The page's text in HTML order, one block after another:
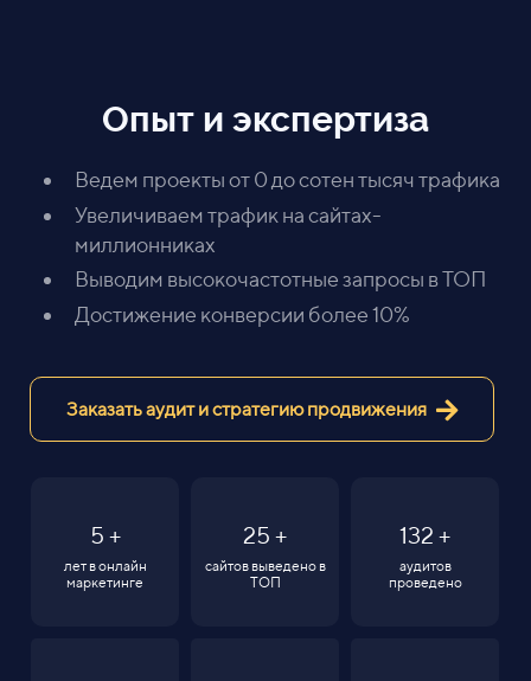
Опыт и экспертиза
Ведем проекты от 0 до сотен тысяч трафика
Увеличиваем трафик на сайтах-
миллионниках
Выводим высокочастотные запросы в ТОП
Достижение конверсии более 10%
Заказать аудит и стратегию продвижения
5 +
лет в онлайн
маркетинге
25 +
сайтов выведено в
ТОП
132 +
аудитов
проведено